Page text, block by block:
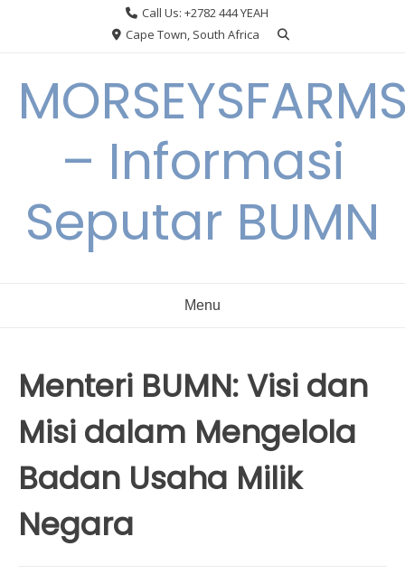
Call Us: +2782 444 YEAH
Cape Town, South Africa
– Informasi
Seputar BUMN
Menu
Menteri BUMN: Visi dan
Misi dalam Mengelola
Badan Usaha Milik
Negara